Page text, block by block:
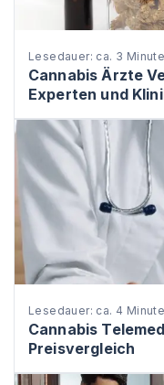
Lesedauer: ca. 3
Cannabis Ärzte
Experten und
Lesedauer: ca. 4
Cannabis
Preisvergleich